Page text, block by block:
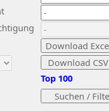
Top 100